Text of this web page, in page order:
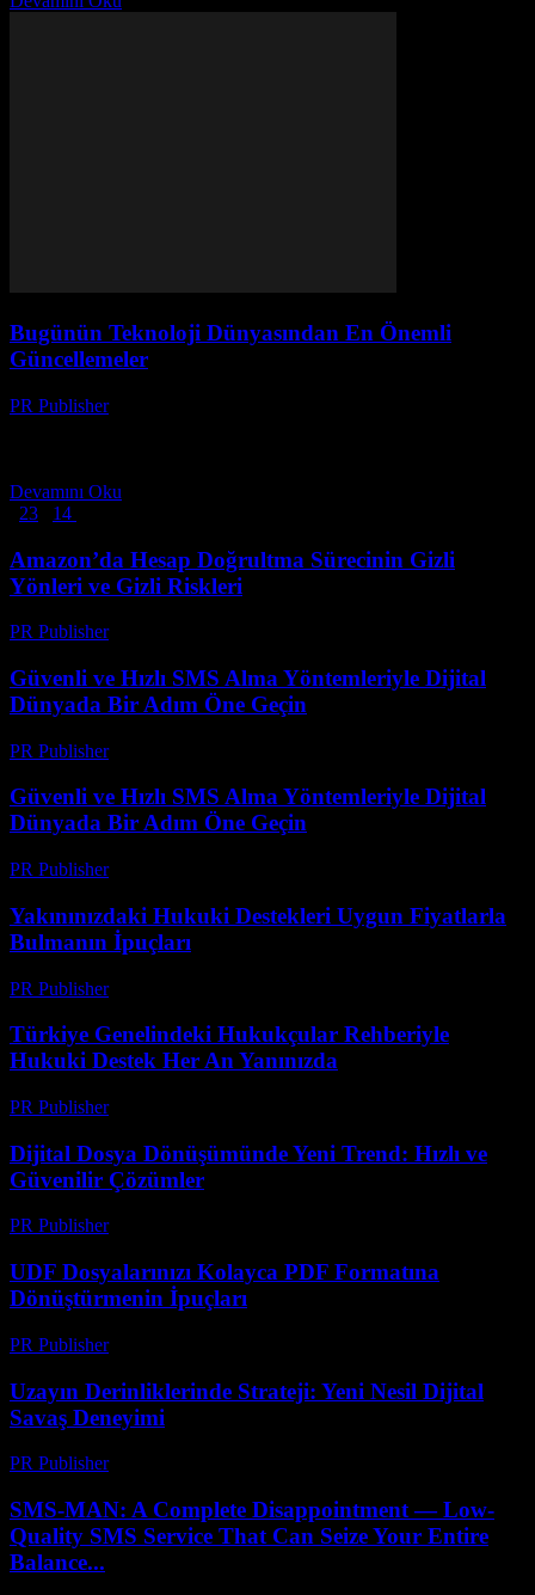
Bugünün Teknoloji Dünyasından En Önemli
Güncellemeler
PR Publisher-
Devamını Oku
23 14
Amazon’da Hesap Doğrultma Sürecinin Gizli
Yönleri ve Gizli Riskleri
PR Publisher-
Güvenli ve Hızlı SMS Alma Yöntemleriyle Dijital
Dünyada Bir Adım Öne Geçin
PR Publisher-
Güvenli ve Hızlı SMS Alma Yöntemleriyle Dijital
Dünyada Bir Adım Öne Geçin
PR Publisher-
Yakınınızdaki Hukuki Destekleri Uygun Fiyatlarla
Bulmanın İpuçları
PR Publisher-
Türkiye Genelindeki Hukukçular Rehberiyle
Hukuki Destek Her An Yanınızda
PR Publisher-
Dijital Dosya Dönüşümünde Yeni Trend: Hızlı ve
Güvenilir Çözümler
PR Publisher-
UDF Dosyalarınızı Kolayca PDF Formatına
Dönüştürmenin İpuçları
PR Publisher-
Uzayın Derinliklerinde Strateji: Yeni Nesil Dijital
Savaş Deneyimi
PR Publisher-
SMS-MAN: A Complete Disappointment — Low-
Quality SMS Service That Can Seize Your Entire
Balance...